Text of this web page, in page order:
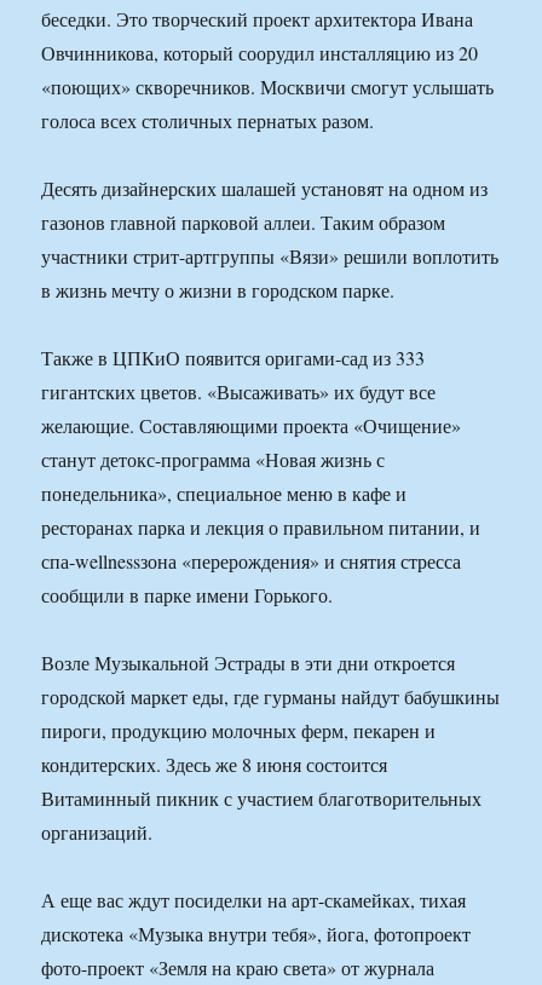
беседки. Это творческий проект архитектора Ивана
Овчинникова, который соорудил инсталляцию из 20
«поющих» скворечников. Москвичи смогут услышать
голоса всех столичных пернатых разом.
Десять дизайнерских шалашей установят на одном из
газонов главной парковой аллеи. Таким образом
участники стрит-артгруппы «Вязи» решили воплотить
в жизнь мечту о жизни в городском парке.
Также в ЦПКиО появится оригами-сад из 333
гигантских цветов. «Высаживать» их будут все
желающие. Составляющими проекта «Очищение»
станут детокс-программа «Новая жизнь с
понедельника», специальное меню в кафе и
ресторанах парка и лекция о правильном питании, и
спа-wellnessзона «перерождения» и снятия стресса
сообщили в парке имени Горького.
Возле Музыкальной Эстрады в эти дни откроется
городской маркет еды, где гурманы найдут бабушкины
пироги, продукцию молочных ферм, пекарен и
кондитерских. Здесь же 8 июня состоится
Витаминный пикник с участием благотворительных
организаций.
А еще вас ждут посиделки на арт-скамейках, тихая
дискотека «Музыка внутри тебя», йога, фотопроект
фото-проект «Земля на краю света» от журнала